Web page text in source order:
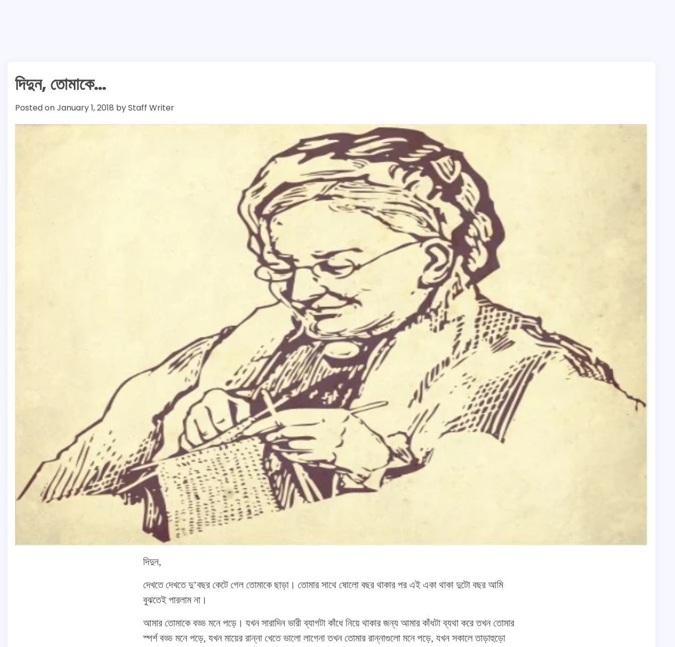
দিদুন, তোমাকে…
Posted onJanuary 1, 2018 byStaff Writer
দিদুন,
দেখতে দেখতে দু’বছর কেটে গেল তোমাকে ছাড়া। তোমার সাথে ষোলো বছর থাকার পর এই একা থাকা দুটো বছর আমি
বুঝতেই পারলাম না।
আমার তোমাকে বড্ড মনে পড়ে। যখন সারাদিন ভারী ব্যাগটা কাঁধে নিয়ে থাকার জন্য আমার কাঁধটা ব্যথা করে তখন তোমার
স্পর্শ বড্ড মনে পড়ে, যখন মায়ের রান্না খেতে ভালো লাগেনা তখন তোমার রান্নাগুলো মনে পড়ে, যখন সকালে তাড়াহুড়ো